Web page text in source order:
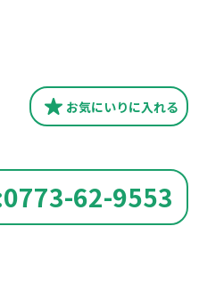
お気にいりに入れる
62-9553